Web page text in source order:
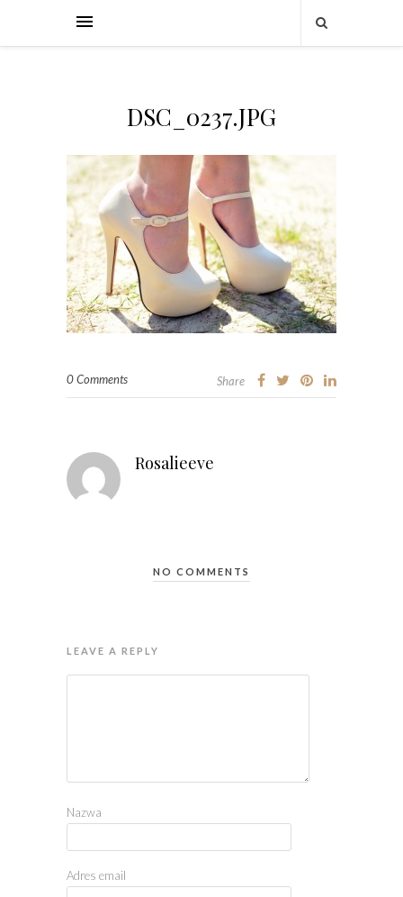
DSC_0237.JPG
0 Comments Share
Rosalieeve
NO COMMENTS
LEAVE A REPLY
Nazwa
Adres email